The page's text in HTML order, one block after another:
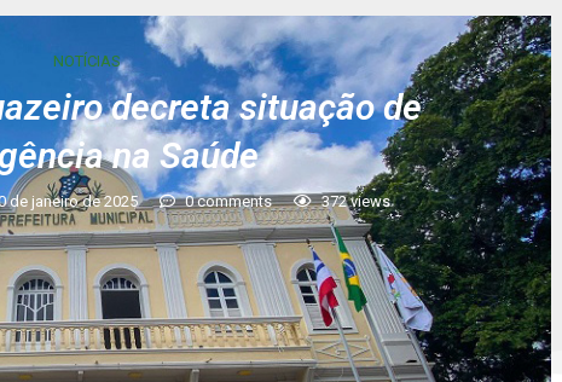
NOTÍCIAS
decreta situação de
na Saúde
de janeiro de 2025 0 comments 372views